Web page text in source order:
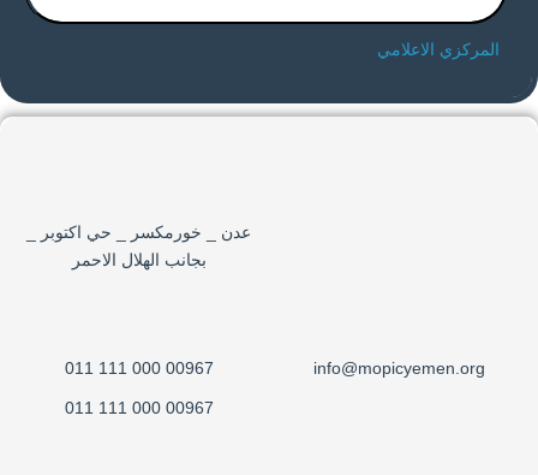
المركزي الاعلامي
عدن _ خورمكسر _ حي اكتوبر _
بجانب الهلال الاحمر
info@mopicyemen.org
00967 000 111 011
00967 000 111 011